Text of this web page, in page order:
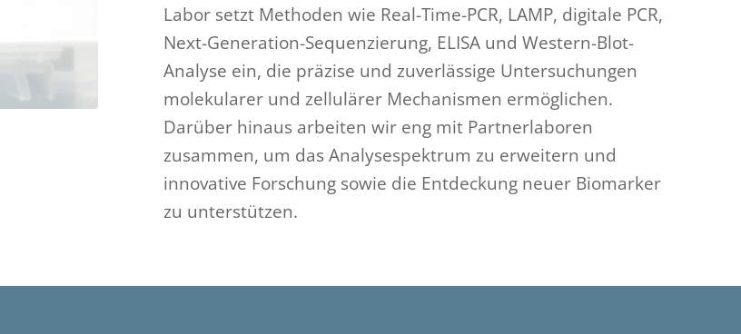
Labor setzt Methoden wie Real-Time-PCR, LAMP, digitale PCR,
Next-Generation-Sequenzierung, ELISA und Western-Blot-
Analyse ein, die präzise und zuverlässige Untersuchungen
molekularer und zellulärer Mechanismen ermöglichen.
Darüber hinaus arbeiten wir eng mit Partnerlaboren
zusammen, um das Analysespektrum zu erweitern und
innovative Forschung sowie die Entdeckung neuer Biomarker
zu unterstützen.